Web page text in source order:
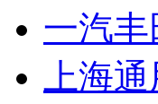
一汽
上海